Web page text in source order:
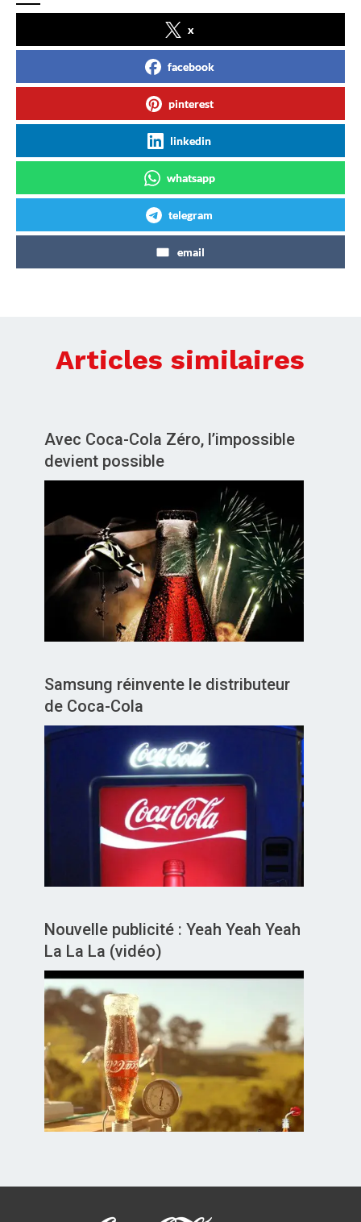
x
facebook
pinterest
linkedin
whatsapp
telegram
email
Articles similaires
Avec Coca-Cola Zéro, l’impossible
devient possible
Samsung réinvente le distributeur
de Coca-Cola
Nouvelle publicité : Yeah Yeah Yeah
La La La (vidéo)